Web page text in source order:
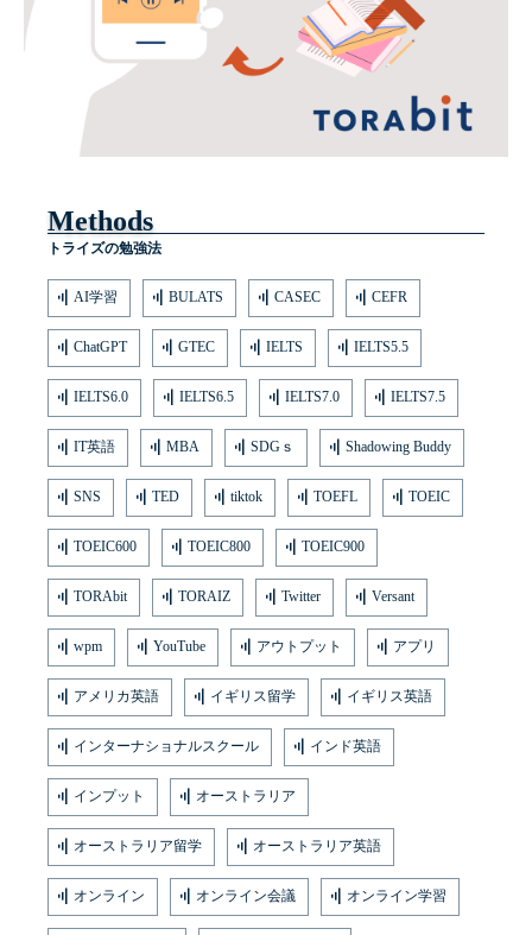
Methods
トライズの勉強法
AI学習 BULATS CASEC CEFR
ChatGPT GTEC IELTS IELTS5.5
IELTS6.0 IELTS6.5 IELTS7.0 IELTS7.5
IT英語 MBA SDGｓ Shadowing Buddy
SNS TED tiktok TOEFL TOEIC
TOEIC600 TOEIC800 TOEIC900
TORAbit TORAIZ Twitter Versant
wpm YouTube アウトプット アプリ
アメリカ英語 イギリス留学 イギリス英語
インターナショナルスクール インド英語
インプット オーストラリア
オーストラリア留学 オーストラリア英語
オンライン オンライン会議 オンライン学習